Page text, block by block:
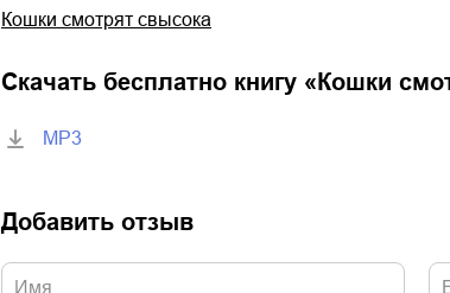
Кошки смотрят свысока
Скачать бесплатно книгу « Кошки
MP3
Добавить отзыв